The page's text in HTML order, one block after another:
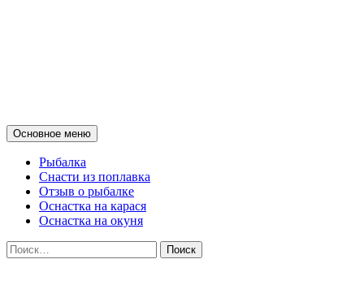
Поиск
Основное меню Перейти
к
Рыбалка
Снасти из поплавка
Отзыв о рыбалке
Оснастка на карася
Оснастка на окуня
Найти: